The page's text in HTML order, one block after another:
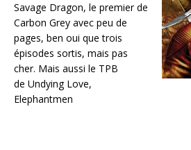
Savage Dragon, le premier de
Carbon Grey avec peu de
pages, ben oui que trois
épisodes sortis, mais pas
cher. Mais aussi le TPB
de Undying Love,
Elephantmen